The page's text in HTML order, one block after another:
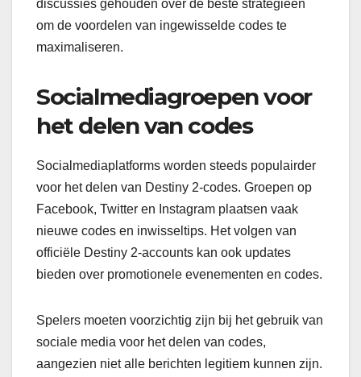
discussies gehouden over de beste strategieën
om de voordelen van ingewisselde codes te
maximaliseren.
Socialmediagroepen voor
het delen van codes
Socialmediaplatforms worden steeds populairder
voor het delen van Destiny 2-codes. Groepen op
Facebook, Twitter en Instagram plaatsen vaak
nieuwe codes en inwisseltips. Het volgen van
officiële Destiny 2-accounts kan ook updates
bieden over promotionele evenementen en codes.
Spelers moeten voorzichtig zijn bij het gebruik van
sociale media voor het delen van codes,
aangezien niet alle berichten legitiem kunnen zijn.